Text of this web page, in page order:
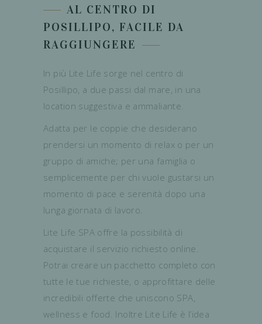
AL CENTRO DI
POSILLIPO, FACILE DA
RAGGIUNGERE
In più Lite Life sorge nel centro di
Posillipo, a due passi dal mare, in una
location suggestiva e ammaliante.
Adatta per le coppie che desiderano
prendersi un momento di relax o per un
gruppo di amiche; per una famiglia o
semplicemente per chi vuole gustarsi un
momento di pace e serenità dopo una
lunga giornata di lavoro.
Lite Life SPA offre la possibilità di
acquistare il servizio richiesto online.
Potrai creare un pacchetto completo con
tutte le tue richieste, o approfittare delle
incredibili offerte che uniscono SPA,
wellness e food. Inoltre Lite Life è l’idea